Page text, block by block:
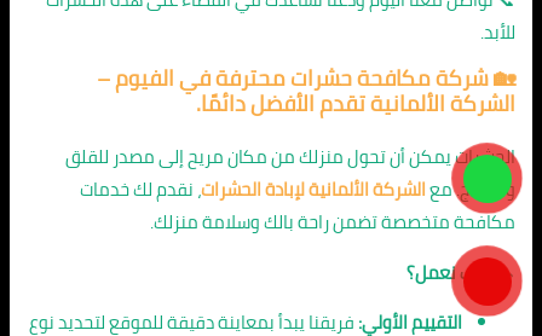
للأبد.
🏡شركة مكافحة حشرات محترفة في الفيوم–
الشركة الألمانية تقدم الأفضل دائمًا.
الحشرات يمكن أن تحول منزلك من مكان مريح إلى مصدر للقلق
والإزعاج. معالشركة الألمانية لإبادة الحشرات، نقدم لك خدمات
مكافحة متخصصة تضمن راحة بالك وسلامة منزلك.
🔧
كيف نعمل؟
التقييم الأولي:فريقنا يبدأ بمعاينة دقيقة للموقع لتحديد نوع